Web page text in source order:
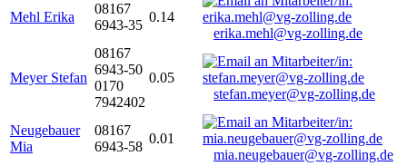
Mehl Erika
08167
6943-35
0.14
erika.mehl@vg-zolling.de
Meyer Stefan
08167
6943-50
0170
7942402
0.05
stefan.meyer@vg-zolling.de
Neugebauer
Mia
08167
6943-58
0.01
mia.neugebauer@vg-zolling.de